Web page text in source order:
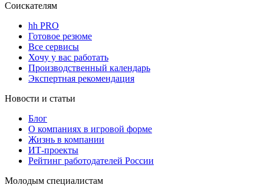
Соискателям
hh PRO
Готовое резюме
Все сервисы
Хочу у вас работать
Производственный календарь
Экспертная рекомендация
Новости и статьи
Блог
О компаниях в игровой форме
Жизнь в компании
ИТ-проекты
Рейтинг работодателей России
Молодым специалистам